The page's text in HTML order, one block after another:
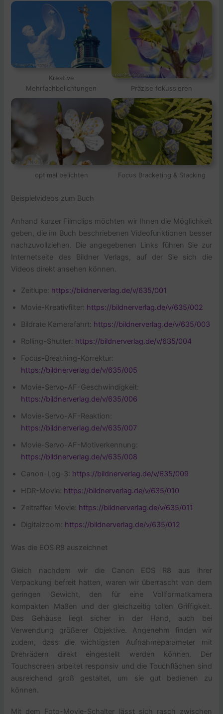
Kreative
Mehrfachbelichtungen
Präzise fokussieren
optimal belichten Focus Bracketing & Stacking
Beispielvideos zum Buch
Anhand kurzer Filmclips möchten wir Ihnen die Möglichkeit
geben, die im Buch beschriebenen Videofunktionen besser
nachzuvollziehen. Die angegebenen Links führen Sie zur
Internetseite des Bildner Verlags, auf der Sie sich die
Videos direkt ansehen können.
Zeitlupe: https://bildnerverlag.de/v/635/001
Movie-Kreativfilter: https://bildnerverlag.de/v/635/002
Bildrate Kamerafahrt: https://bildnerverlag.de/v/635/003
Rolling-Shutter: https://bildnerverlag.de/v/635/004
Focus-Breathing-Korrektur:
https://bildnerverlag.de/v/635/005
Movie-Servo-AF-Geschwindigkeit:
https://bildnerverlag.de/v/635/006
Movie-Servo-AF-Reaktion:
https://bildnerverlag.de/v/635/007
Movie-Servo-AF-Motiverkennung:
https://bildnerverlag.de/v/635/008
Canon-Log-3: https://bildnerverlag.de/v/635/009
HDR-Movie: https://bildnerverlag.de/v/635/010
Zeitraffer-Movie: https://bildnerverlag.de/v/635/011
Digitalzoom: https://bildnerverlag.de/v/635/012
Was die EOS R8 auszeichnet
Gleich nachdem wir die Canon EOS R8 aus ihrer
Verpackung befreit hatten, waren wir überrascht von dem
geringen Gewicht, den für eine Vollformatkamera
kompakten Maßen und der gleichzeitig tollen Griffigkeit.
Das Gehäuse liegt sicher in der Hand, auch bei
Verwendung größerer Objektive. Angenehm finden wir
zudem, dass die wichtigsten Aufnahmeparameter mit
Drehrädern direkt eingestellt werden können. Der
Touchscreen arbeitet responsiv und die Touchflächen sind
ausreichend groß gestaltet, um sie gut bedienen zu
können.
Mit dem Foto-Movie-Schalter lässt sich rasch zwischen